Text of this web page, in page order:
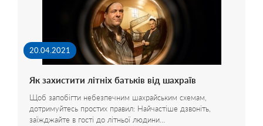
20.04.2021
Як захистити літніх батьків від шахраїв
Щоб запобігти небезпечним шахрайським схемам,
дотримуйтесь простих правил: Найчастіше дзвоніть,
заїжджайте в гості до літньої людини…